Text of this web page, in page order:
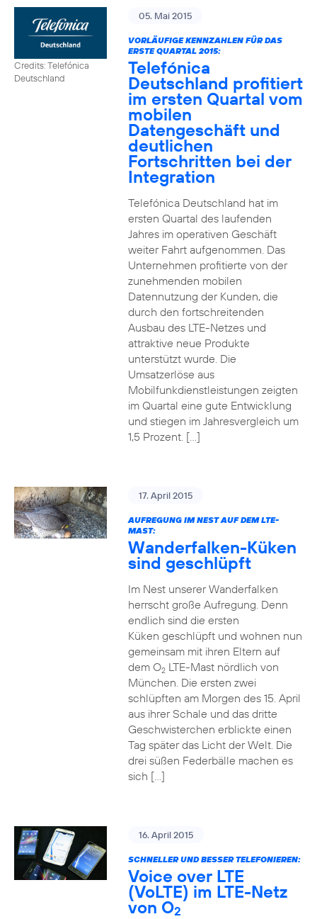
Credits: Telefónica
Deutschland
05. Mai 2015
VORLÄUFIGE KENNZAHLEN FÜR DAS
ERSTE QUARTAL 2015:
Telefónica
Deutschland profitiert
im ersten Quartal vom
mobilen
Datengeschäft und
deutlichen
Fortschritten bei der
Integration
Telefónica Deutschland hat im
ersten Quartal des laufenden
Jahres im operativen Geschäft
weiter Fahrt aufgenommen. Das
Unternehmen profitierte von der
zunehmenden mobilen
Datennutzung der Kunden, die
durch den fortschreitenden
Ausbau des LTE-Netzes und
attraktive neue Produkte
unterstützt wurde. Die
Umsatzerlöse aus
Mobilfunkdienstleistungen zeigten
im Quartal eine gute Entwicklung
und stiegen im Jahresvergleich um
1,5 Prozent. […]
17. April 2015
AUFREGUNG IM NEST AUF DEM LTE-
MAST:
Wanderfalken-Küken
sind geschlüpft
Im Nest unserer Wanderfalken
herrscht große Aufregung. Denn
endlich sind die ersten
Küken geschlüpft und wohnen nun
gemeinsam mit ihren Eltern auf
dem O2LTE-Mast nördlich von
München. Die ersten zwei
schlüpften am Morgen des 15. April
aus ihrer Schale und das dritte
Geschwisterchen erblickte einen
Tag später das Licht der Welt. Die
drei süßen Federbälle machen es
sich […]
16. April 2015
SCHNELLER UND BESSER TELEFONIEREN:
Voice over LTE
(VoLTE) im LTE-Netz
von O2